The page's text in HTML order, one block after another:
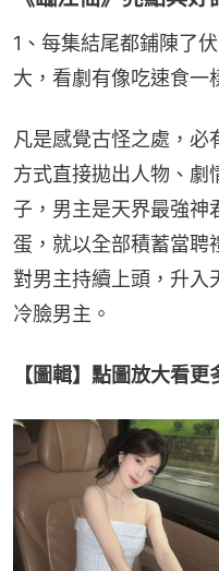
1、每集結尾都鋪陳了
大，看劇有像吃速食一
凡是感覺古怪之處，必
方式直接拋出人物、劇
子，男主是天界最強神
蛋，就以全部積蓄當聘
對男主持續上頭，升入
冷臉男主。
【圖輯】點圖放大看更